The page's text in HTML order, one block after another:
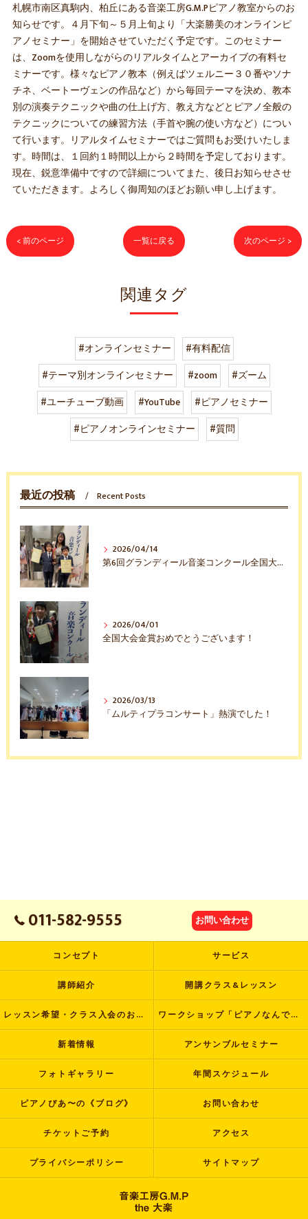
札幌市南区真駒内、柏丘にある音楽工房G.M.Pピアノ教室からのお
知らせです。４月下旬～５月上旬より「大楽勝美のオンラインピ
アノセミナー」を開始させていただく予定です。このセミナー
は、Zoomを使用しながらのリアルタイムとアーカイブの有料セ
ミナーです。様々なピアノ教本（例えばツェルニー３０番やソナ
チネ、ベートーヴェンの作品など）から毎回テーマを決め、教本
別の演奏テクニックや曲の仕上げ方、教え方などとピアノ全般の
テクニックについての練習方法（手首や腕の使い方など）につい
て行います。リアルタイムセミナーではご質問もお受けいたしま
す。時間は、１回約１時間以上から２時間を予定しております。
現在、鋭意準備中ですので詳細についてまた、後日お知らせさせ
ていただきます。よろしく御周知のほどお願い申し上げます。
< 前のページ 一覧に戻る 次のページ >
関連タグ
#オンラインセミナー
#有料配信
#テーマ別オンラインセミナー
#zoom
#ズーム
#ユーチューブ動画
#YouTube
#ピアノセミナー
#ピアノオンラインセミナー
#質問
最近の投稿 Recent Posts
2026/04/14
第6回グランディール音楽コンクール全国大会入賞おめでとう！
2026/04/01
全国大会金賞おめでとうございます！
2026/03/13
「ムルティプラコンサート」熱演でした！
011-582-9555 お問い合わせ
コンセプト サービス
講師紹介 開講クラス&レッスン
レッスン希望・クラス入会のお申し込み ワークショップ「ピアノなんでも塾」
新着情報 アンサンブルセミナー
フォトギャラリー 年間スケジュール
ピアノぴあ〜の《ブログ》 お問い合わせ
チケットご予約 アクセス
プライバシーポリシー サイトマップ